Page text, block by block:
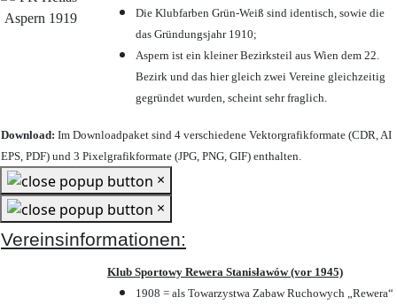
Die Klubfarben Grün-Weiß sind identisch, sowie die
das Gründungsjahr 1910;
Aspern ist ein kleiner Bezirksteil aus Wien dem 22.
Bezirk und das hier gleich zwei Vereine gleichzeitig
gegründet wurden, scheint sehr fraglich.
Download: Im Downloadpaket sind 4 verschiedene Vektorgrafikformate (CDR, AI
EPS, PDF) und 3 Pixelgrafikformate (JPG, PNG, GIF) enthalten.
×
×
Vereinsinformationen:
Klub Sportowy Rewera Stanisławów (vor 1945)
1908 = als Towarzystwa Zabaw Ruchowych „Rewera“